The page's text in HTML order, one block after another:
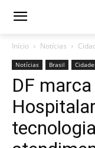
Início Notícias
Notícias Brasil
DF